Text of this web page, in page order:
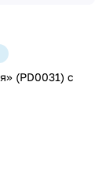
(PD0031) с